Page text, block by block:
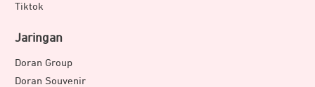
Tiktok
Jaringan
Doran Group
Doran Souvenir